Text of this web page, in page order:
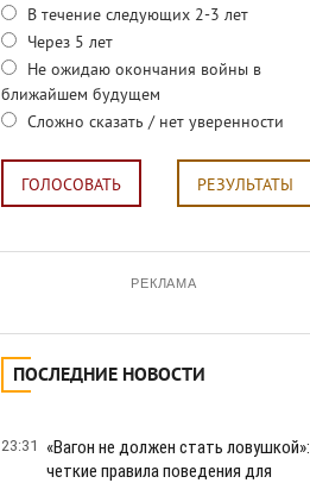
В течение следующих 2-3 лет
Через 5 лет
Не ожидаю окончания войны в
ближайшем будущем
Сложно сказать / нет уверенности
ГОЛОСОВАТЬ РЕЗУЛЬТАТЫ
РЕКЛАМА
ПОСЛЕДНИЕ НОВОСТИ
23:31
«Вагон не должен стать ловушкой»:
четкие правила поведения для